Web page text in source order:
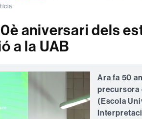
aniversari dels
a la UAB
Ara fa 50
precursora
(Escola